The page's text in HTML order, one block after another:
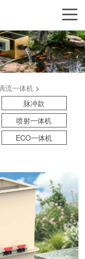
流一体机>
脉冲款
喷射一体机
ECO一体机